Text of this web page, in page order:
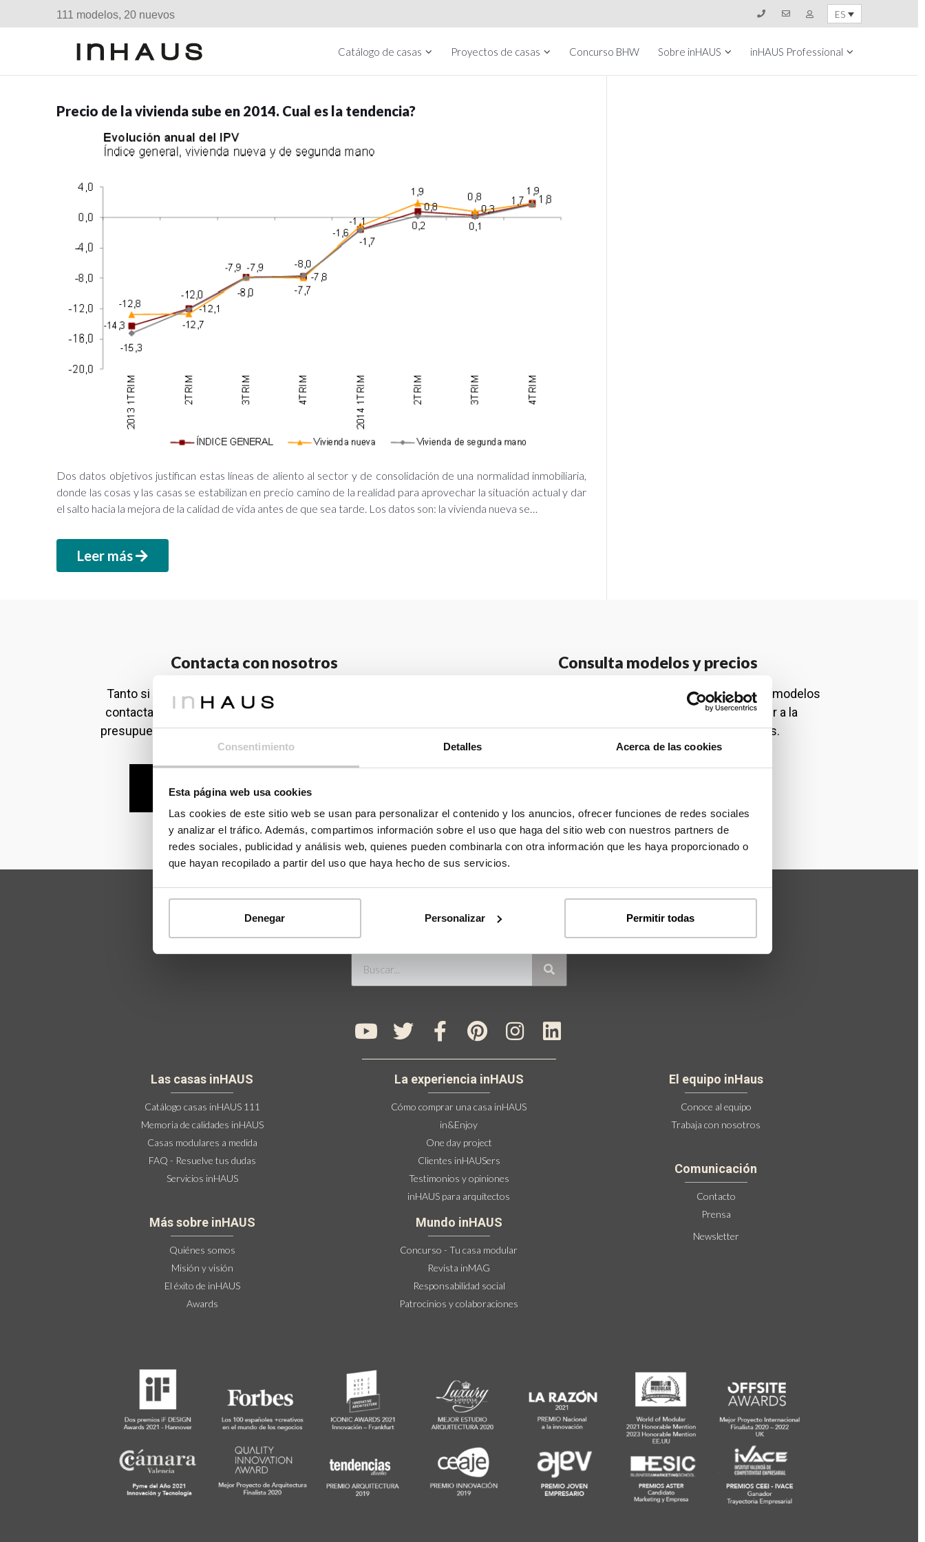
Consentimiento Detalles Acerca de las cookies
Esta página web usa cookies
Las cookies de este sitio web se usan para personalizar el contenido y los anuncios, ofrecer funciones de redes sociales
y analizar el tráfico. Además, compartimos información sobre el uso que haga del sitio web con nuestros partners de
redes sociales, publicidad y análisis web, quienes pueden combinarla con otra información que les haya proporcionado o
que hayan recopilado a partir del uso que haya hecho de sus servicios.
Denegar Personalizar Permitir todas
111 modelos, 20 nuevos ES
Catálogo de casas Proyectos de casas Concurso BHW Sobre inHAUS inHAUS Professional
Precio de la vivienda sube en 2014. Cual es la tendencia?
Dos datos objetivos justifican estas líneas de aliento al sector y de consolidación de una normalidad inmobiliaria,
donde las cosas y las casas se estabilizan en precio camino de la realidad para aprovechar la situación actual y dar
el salto hacia la mejora de la calidad de vida antes de que sea tarde. Los datos son: la vivienda nueva se…
Leer más
Contacta con nosotros
Tanto si eres particular como profesional, no dudes en
contactar con nosotros para ampliar información, pedir
presupuesto personalizado o realizar cualquier consulta.
FORMULARIO DE CONTACTO
Consulta modelos y precios
En nuestro Catálogo 111 dispones de más de cien modelos
de casas para escoger. Regístrate para acceder a la
información y precios de todos los modelos.
Las casas inHAUS
Catálogo casas inHAUS 111
Memoria de calidades inHAUS
Casas modulares a medida
FAQ - Resuelve tus dudas
Servicios inHAUS
Más sobre inHAUS
Quiénes somos
Misión y visión
El éxito de inHAUS
Awards
La experiencia inHAUS
Cómo comprar una casa inHAUS
in&Enjoy
One day project
Clientes inHAUSers
Testimonios y opiniones
inHAUS para arquitectos
Mundo inHAUS
Concurso - Tu casa modular
Revista inMAG
Responsabilidad social
Patrocinios y colaboraciones
El equipo inHaus
Conoce al equipo
Trabaja con nosotros
Comunicación
Contacto
Prensa
Newsletter